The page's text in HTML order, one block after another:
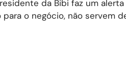
da Bibi faz um
o negócio, não servem